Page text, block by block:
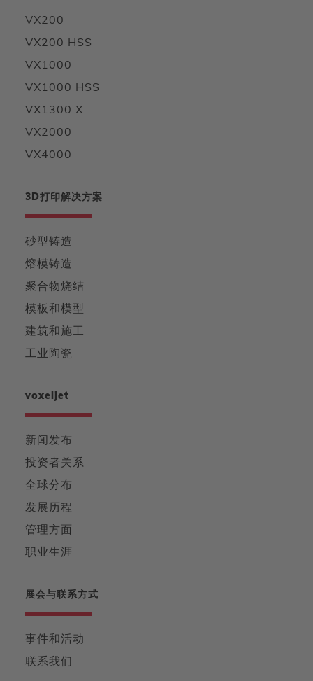
VX200
VX200 HSS
VX1000
VX1000 HSS
VX1300 X
VX2000
VX4000
3D打印解决方案
砂型铸造
熔模铸造
聚合物烧结
模板和模型
建筑和施工
工业陶瓷
voxeljet
新闻发布
投资者关系
全球分布
发展历程
管理方面
职业生涯
展会与联系方式
事件和活动
联系我们